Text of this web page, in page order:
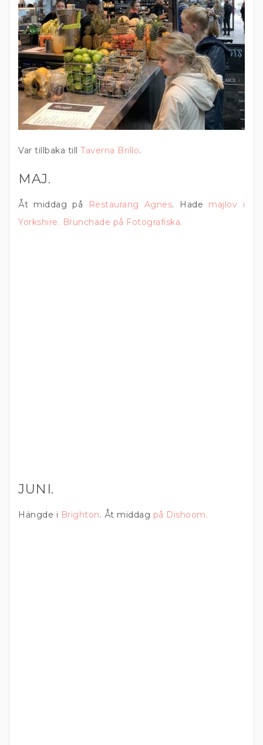
Var tillbaka till Taverna Brillo.
MAJ.
Åt middag på Restaurang Agnes. Hade majlov i
Yorkshire. Brunchade på Fotografiska.
JUNI.
Hängde i Brighton. Åt middag på Dishoom.